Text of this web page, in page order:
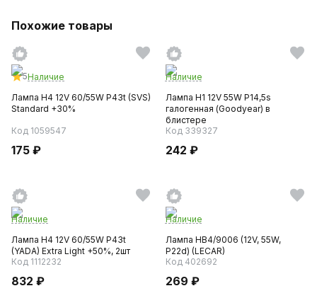
Похожие товары
5Наличие
Лампа H4 12V 60/55W P43t (SVS)
Standard +30%
Код 1059547
175 ₽
Наличие
Лампа H1 12V 55W P14,5s
галогенная (Goodyear) в
блистере
Код 339327
242 ₽
Наличие
Лампа H4 12V 60/55W P43t
(YADA) Extra Light +50%, 2шт
Код 1112232
832 ₽
Наличие
Лампа HB4/9006 (12V, 55W,
P22d) (LECAR)
Код 402692
269 ₽